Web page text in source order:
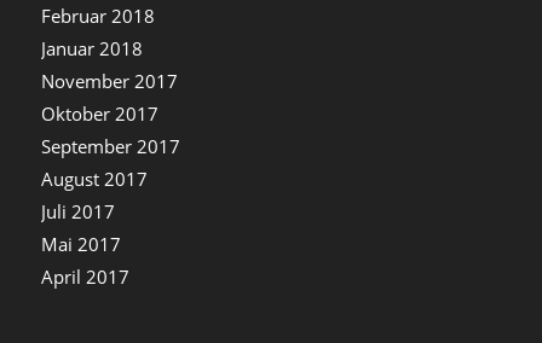
Februar 2018
Januar 2018
November 2017
Oktober 2017
September 2017
August 2017
Juli 2017
Mai 2017
April 2017